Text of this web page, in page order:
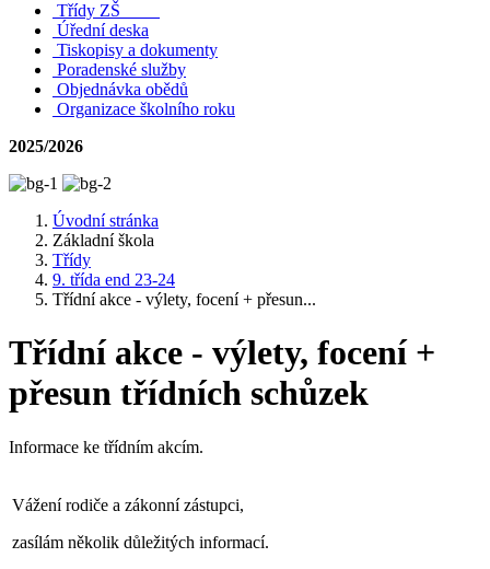
Třídy ZŠ
Úřední deska
Tiskopisy a dokumenty
Poradenské služby
Objednávka obědů
Organizace školního roku
2025/2026
Úvodní stránka
Základní škola
Třídy
9. třída end 23-24
Třídní akce - výlety, focení + přesun...
Třídní akce - výlety, focení +
přesun třídních schůzek
Informace ke třídním akcím.
Vážení rodiče a zákonní zástupci,
zasílám několik důležitých informací.